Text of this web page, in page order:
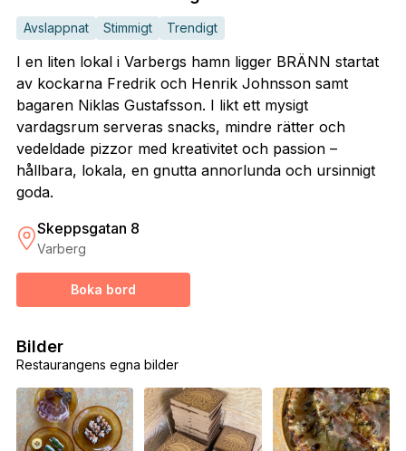
Avslappnat Stimmigt Trendigt
I en liten lokal i Varbergs hamn ligger BRÄNN startat
av kockarna Fredrik och Henrik Johnsson samt
bagaren Niklas Gustafsson. I likt ett mysigt
vardagsrum serveras snacks, mindre rätter och
vedeldade pizzor med kreativitet och passion –
hållbara, lokala, en gnutta annorlunda och ursinnigt
goda.
Skeppsgatan 8
Varberg
Boka bord
Restaurangens egna bilder
Bilder